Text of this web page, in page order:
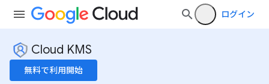
ログイン
Cloud KMS
無料で利用開始